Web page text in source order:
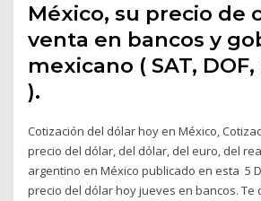
México, su precio de
venta en bancos y
mexicano ( SAT, DOF,
).
Cotización del dólar hoy en México,
precio del dólar, del dólar, del euro, del
argentino en México publicado en esta 5
precio del dólar hoy jueves en bancos. Te